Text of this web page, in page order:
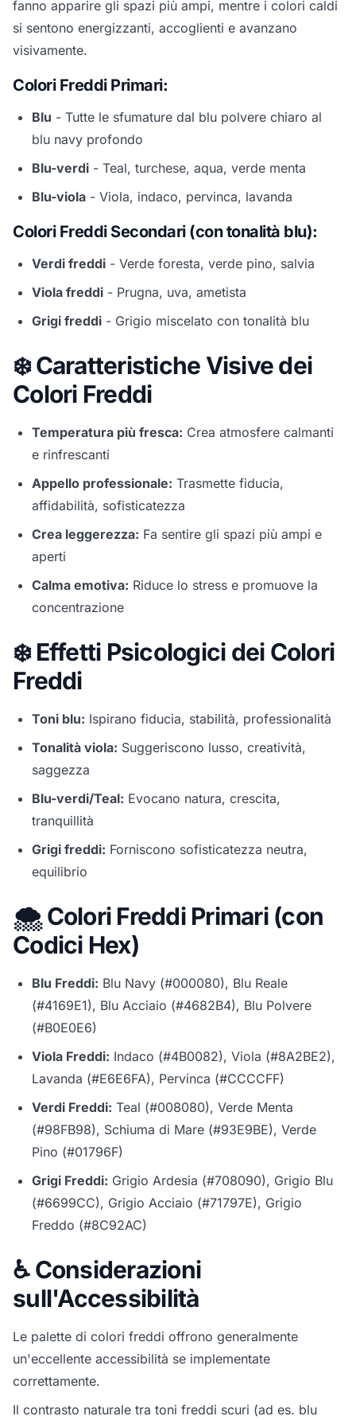
fanno apparire gli spazi più ampi, mentre i colori caldi
si sentono energizzanti, accoglienti e avanzano
visivamente.
Colori Freddi Primari:
Blu - Tutte le sfumature dal blu polvere chiaro al
blu navy profondo
Blu-verdi - Teal, turchese, aqua, verde menta
Blu-viola - Viola, indaco, pervinca, lavanda
Colori Freddi Secondari (con tonalità blu):
Verdi freddi - Verde foresta, verde pino, salvia
Viola freddi - Prugna, uva, ametista
Grigi freddi - Grigio miscelato con tonalità blu
❄️ Caratteristiche Visive dei
Colori Freddi
Temperatura più fresca: Crea atmosfere calmanti
e rinfrescanti
Appello professionale: Trasmette fiducia,
affidabilità, sofisticatezza
Crea leggerezza: Fa sentire gli spazi più ampi e
aperti
Calma emotiva: Riduce lo stress e promuove la
concentrazione
❄️ Effetti Psicologici dei Colori
Freddi
Toni blu: Ispirano fiducia, stabilità, professionalità
Tonalità viola: Suggeriscono lusso, creatività,
saggezza
Blu-verdi/Teal: Evocano natura, crescita,
tranquillità
Grigi freddi: Forniscono sofisticatezza neutra,
equilibrio
🌨️ Colori Freddi Primari (con
Codici Hex)
Blu Freddi: Blu Navy (#000080), Blu Reale
(#4169E1), Blu Acciaio (#4682B4), Blu Polvere
(#B0E0E6)
Viola Freddi: Indaco (#4B0082), Viola (#8A2BE2),
Lavanda (#E6E6FA), Pervinca (#CCCCFF)
Verdi Freddi: Teal (#008080), Verde Menta
(#98FB98), Schiuma di Mare (#93E9BE), Verde
Pino (#01796F)
Grigi Freddi: Grigio Ardesia (#708090), Grigio Blu
(#6699CC), Grigio Acciaio (#71797E), Grigio
Freddo (#8C92AC)
♿ Considerazioni
sull'Accessibilità
Le palette di colori freddi offrono generalmente
un'eccellente accessibilità se implementate
correttamente.
Il contrasto naturale tra toni freddi scuri (ad es. blu